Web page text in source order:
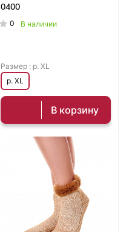
0400
0 В наличии
В корзину
Размер : р. XL
р. XL